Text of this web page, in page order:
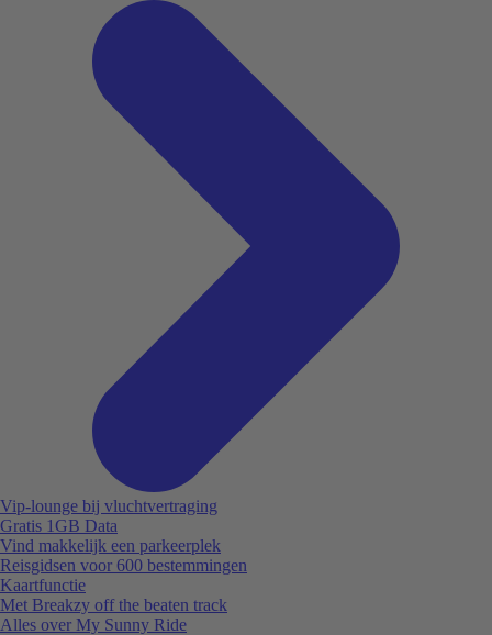
Vip-lounge bij vluchtvertraging
Gratis 1GB Data
Vind makkelijk een parkeerplek
Reisgidsen voor 600 bestemmingen
Kaartfunctie
Met Breakzy off the beaten track
Alles over My Sunny Ride